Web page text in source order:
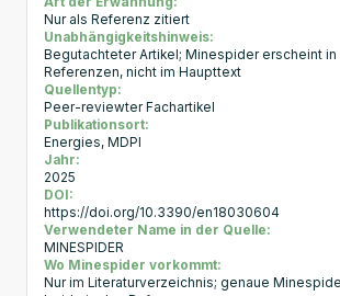
Nur als Referenz zitiert
Unabhängigkeitshinweis:
Begutachteter Artikel; Minespider erscheint in
Referenzen, nicht im Haupttext
Quellentyp:
Peer-reviewter Fachartikel
Publikationsort:
Energies, MDPI
Jahr:
2025
DOI:
https://doi.org/10.3390/en18030604
Verwendeter Name in der Quelle:
MINESPIDER
Wo Minespider vorkommt:
Nur im Literaturverzeichnis; genaue